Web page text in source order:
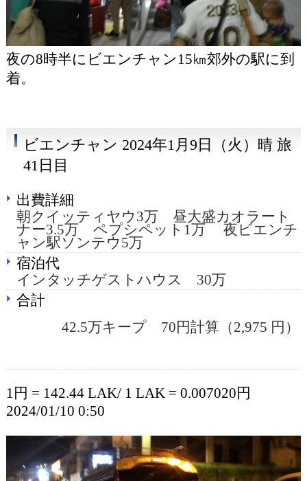
夜の8時半にビエンチャン15㎞郊外の駅に到
着。
ビエンチャン 2024年1月9日（火）晴 旅
41日目
出費詳細
朝クイッティヤウ3万 昼大盛カオラート
ナー3.5万 ペプシペット1万 夜ビエンチ
ャン駅ソンテウ5万
宿泊代
インタッチゲストハウス 30万
合計
42.5万キープ 70円計算（2,975 円）
1円 = 142.44 LAK/ 1 LAK = 0.007020円
2024/01/10 0:50